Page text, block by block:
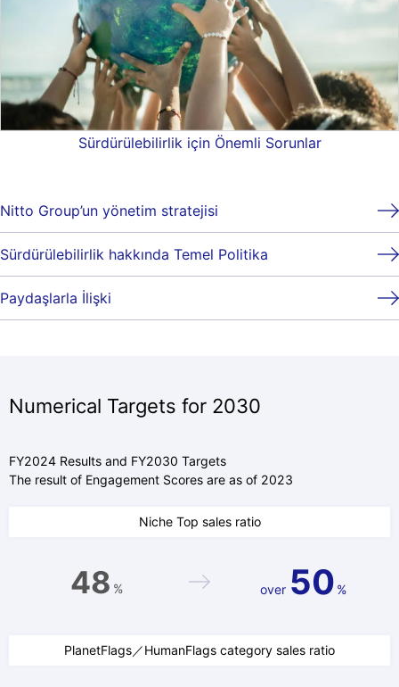
Sürdürülebilirlik için Önemli Sorunlar
Nitto Group’un yönetim stratejisi
Sürdürülebilirlik hakkında Temel Politika
Paydaşlarla İlişki
Numerical Targets for 2030
FY2024 Results and FY2030 Targets
The result of Engagement Scores are as of 2023
Niche Top sales ratio
48 % over 50 %
PlanetFlags／HumanFlags category sales ratio